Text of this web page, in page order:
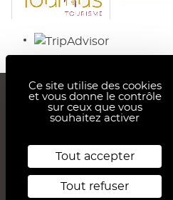
Mentions légales- Protection
Ce site utilise des cookies
et vous donne le contrôle
sur ceux que vous
souhaitez activer
Tout accepter
Tout refuser